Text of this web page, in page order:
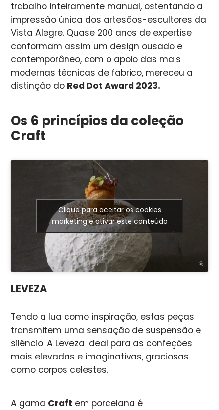
trabalho inteiramente manual, ostentando a
impressão única dos artesãos-escultores da
Vista Alegre. Quase 200 anos de expertise
conformam assim um design ousado e
contemporâneo, com o apoio das mais
modernas técnicas de fabrico, mereceu a
distinção do Red Dot Award 2023.
Os 6 princípios da coleção
Craft
Clique para aceitar os cookies
marketing e ativar este conteúdo
LEVEZA
Tendo a lua como inspiração, estas peças
transmitem uma sensação de suspensão e
silêncio. A Leveza ideal para as confeções
mais elevadas e imaginativas, graciosas
como corpos celestes.
A gama Craft em porcelana é